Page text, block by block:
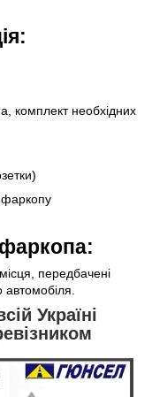
комплект необхідних
фаркопу
передбачені
Україні